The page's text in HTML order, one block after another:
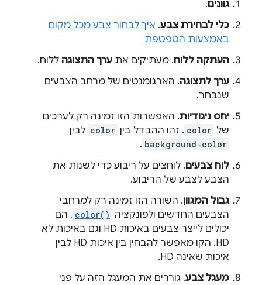
גוונים.
כלי לבחירת צבע. איך לבחור צבע מכל מקום
באמצעות הטפטפת
העתקה ללוח. מעתיקים את ערך התצוגה ללוח.
ערך לתצוגה. הארגומנטים של מרחב הצבעים
שנבחר.
יחס ניגודיות. האפשרות הזו זמינה רק לערכים
של color . זהו ההבדל בין color לבין
background-color
.
לוח צבעים. לוחצים על ריבוע כדי לשנות את
הצבע לצבע של הריבוע.
גבול המגוון. השורה הזו זמינה רק למרחבי
הצבעים החדשים ולפונקציה color() . הם
יכולים לייצר צבעים באיכות HD וגם באיכות לא
HD. הקו מאפשר להבחין בין איכות HD לבין
איכות שאינה HD.
מעגל צבע. גוררים את המעגל הזה על פני